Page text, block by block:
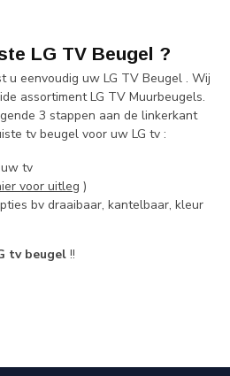
LG TV Beugel ?
u eenvoudig uw LG TV Beugel . Wij
assortiment LG TV Muurbeugels.
3 stappen aan de linkerkant
tv beugel voor uw LG tv :
uw tv
voor uitleg )
bv draaibaar, kantelbaar, kleur
tv beugel !!